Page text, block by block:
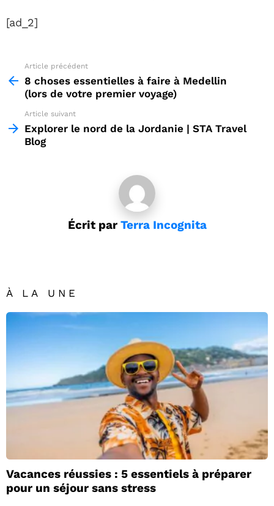
[ad_2]
more
Article précédent
8 choses essentielles à faire à Medellin
(lors de votre premier voyage)
Article suivant
Explorer le nord de la Jordanie | STA Travel
Blog
Écrit par Terra Incognita
À LA UNE
Vacances réussies : 5 essentiels à préparer
pour un séjour sans stress